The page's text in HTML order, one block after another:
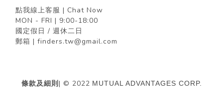
點我線上客服 | Chat Now
MON - FRI | 9:00-18:00
國定假日 / 週休二日
郵箱 | finders.tw@gmail.com
條款及細則| © 2022 MUTUAL ADVANTAGES CORP.